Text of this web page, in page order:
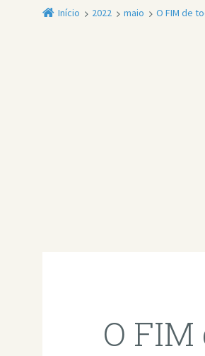
Início 2022 maio O FIM de
O FIM